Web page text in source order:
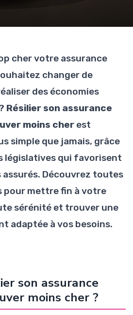
cher votre assurance
changer de
des économies
Résilier son assurance
moins cher est
simple que jamais, grâce
législatives qui favorisent
assurés. Découvrez toutes
pour mettre fin à votre
sérénité et trouver une
adaptée à vos besoins.
son assurance
moins cher ?